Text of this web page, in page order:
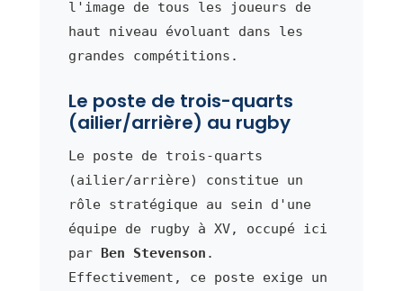
l'image de tous les joueurs de
haut niveau évoluant dans les
grandes compétitions.
Le poste de trois-quarts
(ailier/arrière) au rugby
Le poste de trois-quarts
(ailier/arrière) constitue un
rôle stratégique au sein d'une
équipe de rugby à XV, occupé ici
par Ben Stevenson .
Effectivement, ce poste exige un